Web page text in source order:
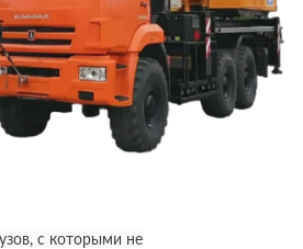
с которыми не